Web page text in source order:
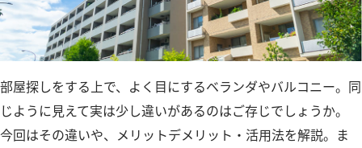
部屋探しをする上で、よく目にするベランダやバルコニー。同
じように見えて実は少し違いがあるのはご存じでしょうか。
今回はその違いや、メリットデメリット・活用法を解説。ま